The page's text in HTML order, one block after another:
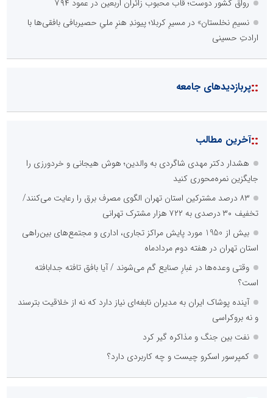
رواق کشور دوست؛ قاب محبوب زائران اربعین در عمود ۷۹۴
نسیمِ نخلستان» در مسیرِ کربلا؛ پیوندِ هنرِ ملیِ حصیربافی بافقی‌ها با
ارادتِ حسینی
::پربازدیدهای جامعه
::آخرین مطالب
هشدار دکتر مهدی شاگردی به والدین؛ هوش هیجانی و خردورزی را
جایگزین نمره‌محوری کنید
۸۳ درصد مشترکین استان تهران الگوی مصرف برق را رعایت می‌کنند/
تخفیف ۳۰ درصدی به ۷۲۲ هزار مشترک تهرانی
بیش از 1950 مورد پایش مراکز تجاری، اداری و مجتمع‌های بین‌راهی
استان تهران در هفته دوم مردادماه
وقتی وعده‌ها در غبارِ صنایع گم می‌شوند / آیا بافق تافته جدابافته
است؟
آینده پوشاک ایران به مدیران نابغه‌ای نیاز دارد که نه از خلاقیت بترسند
و نه بروکراسی
نفت بین جنگ و مذاکره گیر کرد
کمپرسور اسکرو چیست و چه کاربردی دارد؟